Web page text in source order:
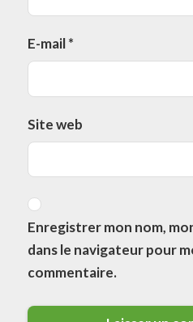
E-mail*
Site web
Enregistrer mon nom,
dans le navigateur pour
commentaire.